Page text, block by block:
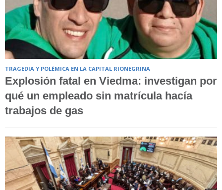
TRAGEDIA Y POLÉMICA EN LA CAPITAL RIONEGRINA
Explosión fatal en Viedma: investigan por
qué un empleado sin matrícula hacía
trabajos de gas